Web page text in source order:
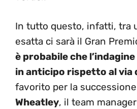
In tutto questo, infatti, tra
esatta ci sarà il Gran
è probabile che
in anticipo rispetto al via
favorito per la
Wheatley, il team